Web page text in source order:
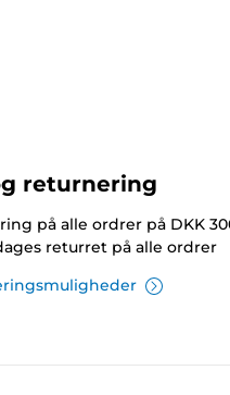
returnering
på alle ordrer på DKK
returret på alle ordrer